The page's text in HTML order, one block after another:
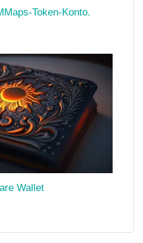
Token-Konto.
Wallet